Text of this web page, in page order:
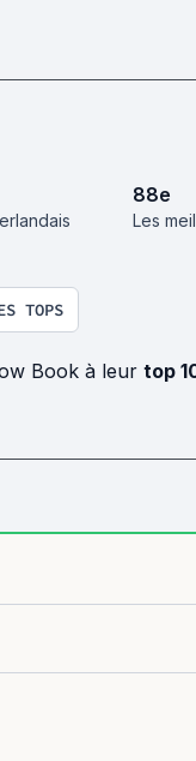
88e
Les
TOPS
Book à leur top